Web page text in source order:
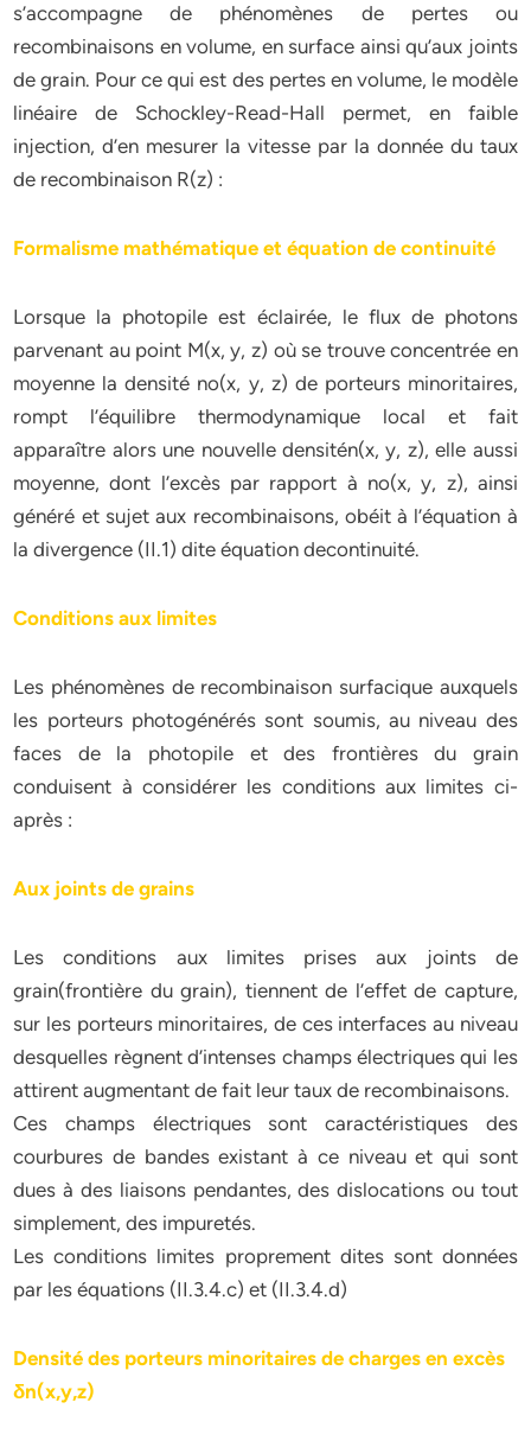
s’accompagne de phénomènes de pertes ou
recombinaisons en volume, en surface ainsi qu’aux joints
de grain. Pour ce qui est des pertes en volume, le modèle
linéaire de Schockley-Read-Hall permet, en faible
injection, d’en mesurer la vitesse par la donnée du taux
de recombinaison R(z) :
Formalisme mathématique et équation de continuité
Lorsque la photopile est éclairée, le flux de photons
parvenant au point M(x, y, z) où se trouve concentrée en
moyenne la densité no(x, y, z) de porteurs minoritaires,
rompt l’équilibre thermodynamique local et fait
apparaître alors une nouvelle densitén(x, y, z), elle aussi
moyenne, dont l’excès par rapport à no(x, y, z), ainsi
généré et sujet aux recombinaisons, obéit à l’équation à
la divergence (II.1) dite équation decontinuité.
Conditions aux limites
Les phénomènes de recombinaison surfacique auxquels
les porteurs photogénérés sont soumis, au niveau des
faces de la photopile et des frontières du grain
conduisent à considérer les conditions aux limites ci-
après :
Aux joints de grains
Les conditions aux limites prises aux joints de
grain(frontière du grain), tiennent de l’effet de capture,
sur les porteurs minoritaires, de ces interfaces au niveau
desquelles règnent d’intenses champs électriques qui les
attirent augmentant de fait leur taux de recombinaisons.
Ces champs électriques sont caractéristiques des
courbures de bandes existant à ce niveau et qui sont
dues à des liaisons pendantes, des dislocations ou tout
simplement, des impuretés.
Les conditions limites proprement dites sont données
par les équations (II.3.4.c) et (II.3.4.d)
Densité des porteurs minoritaires de charges en excès
δn(x,y,z)